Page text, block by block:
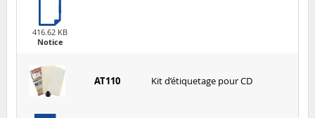
416.62 KB
Notice
AT110 Kit d’étiquetage pour CD